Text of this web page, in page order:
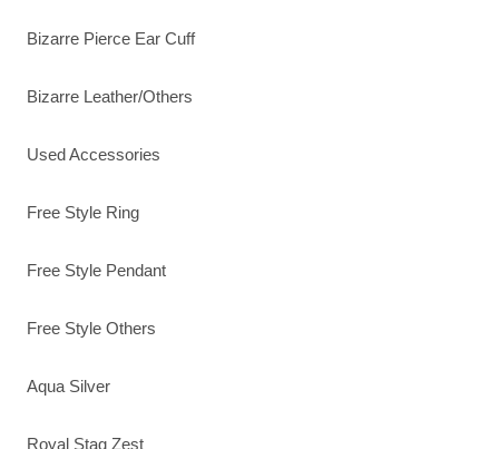
Bizarre Pierce Ear Cuff
Bizarre Leather/Others
Used Accessories
Free Style Ring
Free Style Pendant
Free Style Others
Aqua Silver
Royal Stag Zest